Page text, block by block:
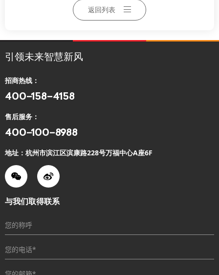
返回列表
引领未来智慧新风
招商热线：
400-158-4158
售后服务：
400-100-8988
地址：杭州市滨江区滨康路228号万福中心A座6F
与我们取得联系